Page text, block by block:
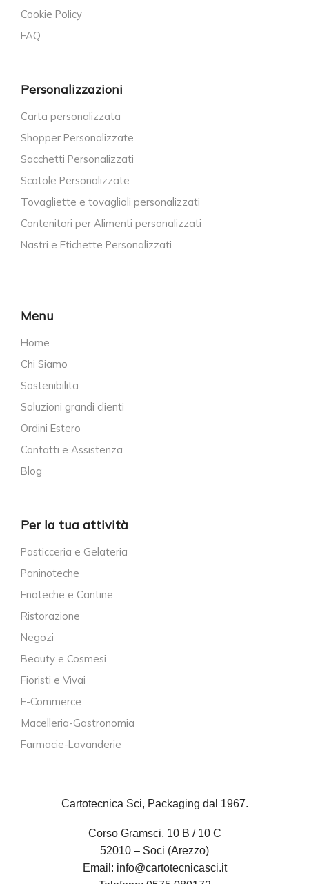
Cookie Policy
FAQ
Personalizzazioni
Carta personalizzata
Shopper Personalizzate
Sacchetti Personalizzati
Scatole Personalizzate
Tovagliette e tovaglioli personalizzati
Contenitori per Alimenti personalizzati
Nastri e Etichette Personalizzati
Menu
Home
Chi Siamo
Sostenibilita
Soluzioni grandi clienti
Ordini Estero
Contatti e Assistenza
Blog
Per la tua attività
Pasticceria e Gelateria
Paninoteche
Enoteche e Cantine
Ristorazione
Negozi
Beauty e Cosmesi
Fioristi e Vivai
E-Commerce
Macelleria-Gastronomia
Farmacie-Lavanderie
Cartotecnica Sci, Packaging dal 1967.
Corso Gramsci, 10 B / 10 C
52010 – Soci (Arezzo)
Email: info@cartotecnicasci.it